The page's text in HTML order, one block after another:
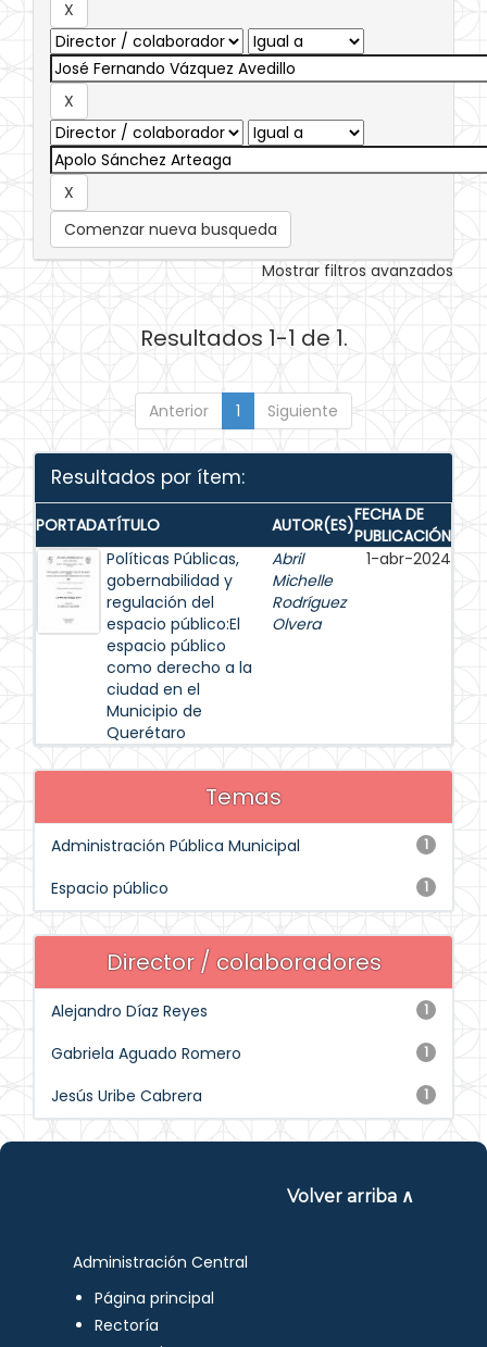
Comenzar nueva busqueda
Mostrar filtros avanzados
Resultados 1-1 de 1.
Anterior 1 Siguiente
Resultados por ítem:
PORTADATÍTULO AUTOR(ES)FECHA DE
PUBLICACIÓN
Políticas Públicas,
gobernabilidad y
regulación del
espacio público:El
espacio público
como derecho a la
ciudad en el
Municipio de
Querétaro
Abril
Michelle
Rodríguez
Olvera
1-abr-2024
Temas
1
Administración Pública Municipal
1
Espacio público
Director / colaboradores
1
Alejandro Díaz Reyes
1
Gabriela Aguado Romero
1
Jesús Uribe Cabrera
Volver arriba ∧
Administración Central
Página principal
Rectoría